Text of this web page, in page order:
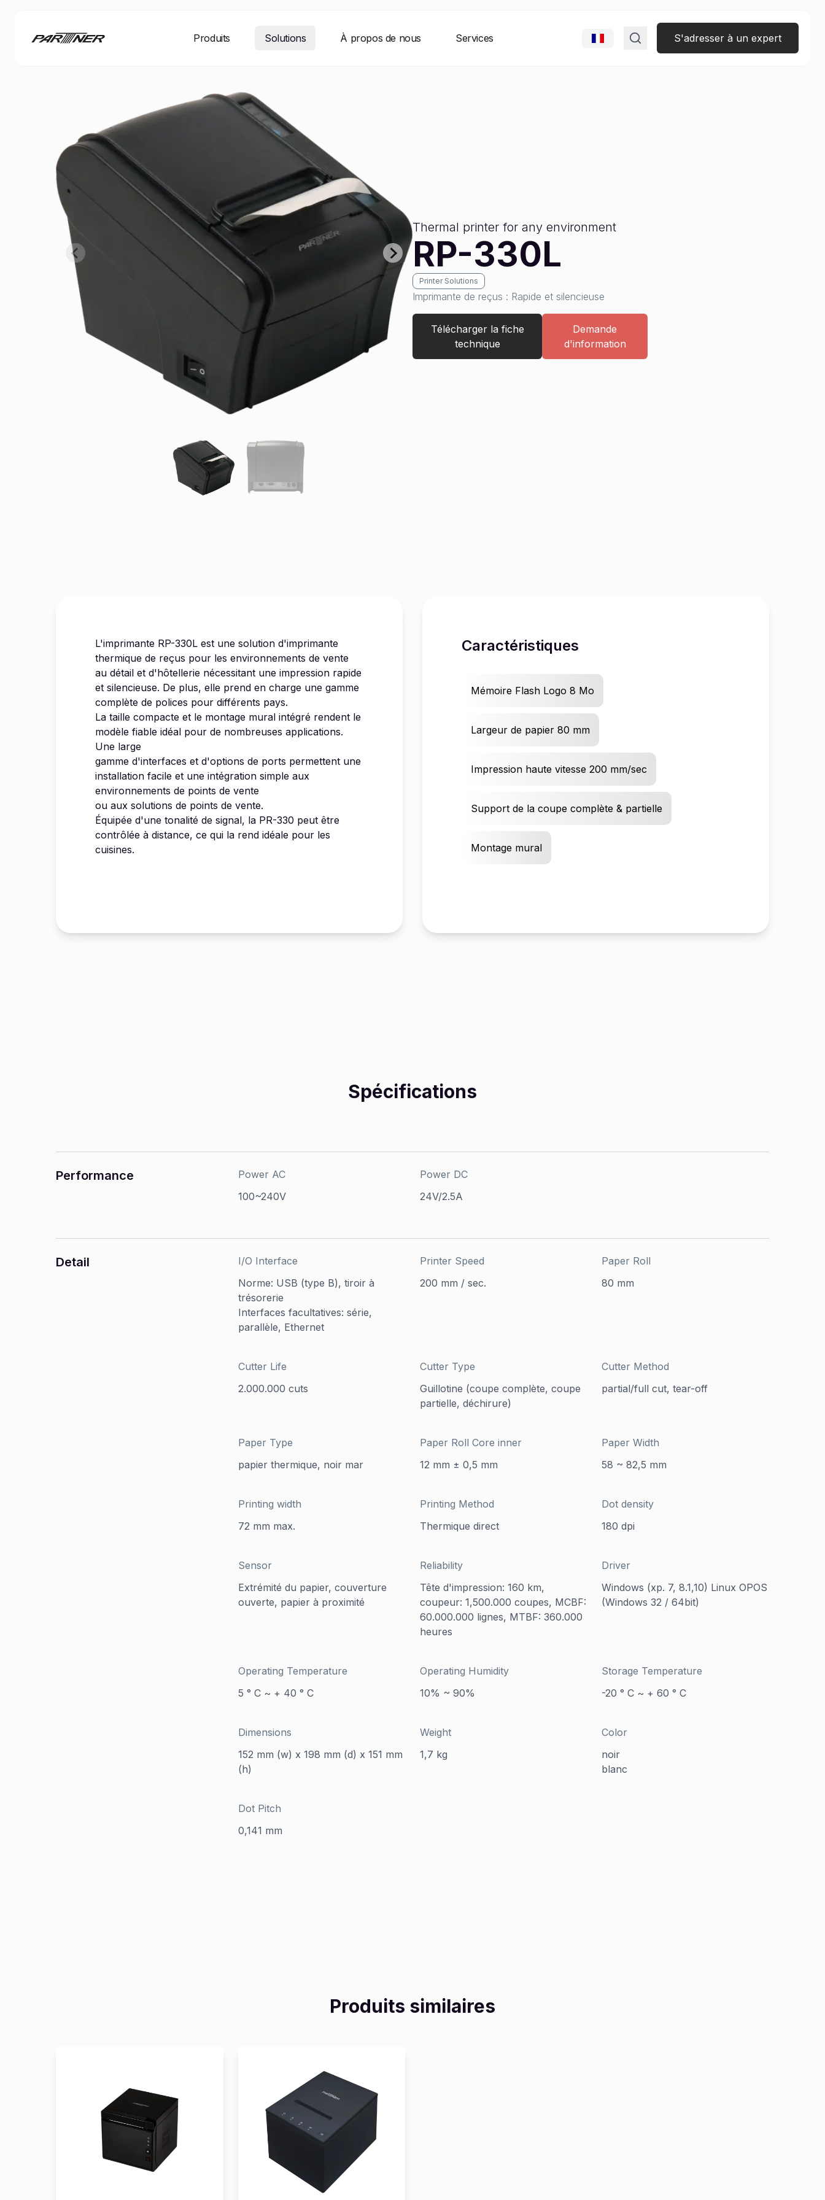
Produits Solutions À propos de nous Services S'adresser à un expert
Thermal printer for any environment
RP-330L
Printer Solutions
Imprimante de reçus : Rapide et silencieuse
Télécharger la fiche
technique
Demande
d'information
L'imprimante RP-330L est une solution d'imprimante
thermique de reçus pour les environnements de vente
au détail et d'hôtellerie nécessitant une impression rapide
et silencieuse. De plus, elle prend en charge une gamme
complète de polices pour différents pays.
La taille compacte et le montage mural intégré rendent le
modèle fiable idéal pour de nombreuses applications.
Une large
gamme d'interfaces et d'options de ports permettent une
installation facile et une intégration simple aux
environnements de points de vente
ou aux solutions de points de vente.
Équipée d'une tonalité de signal, la PR-330 peut être
contrôlée à distance, ce qui la rend idéale pour les
cuisines.
Caractéristiques
Mémoire Flash Logo 8 Mo
Largeur de papier 80 mm
Impression haute vitesse 200 mm/sec
Support de la coupe complète & partielle
Montage mural
Spécifications
Performance
Power AC
100~240V
Power DC
24V/2.5A
Detail
I/O Interface
Norme: USB (type B), tiroir à
trésorerie
Interfaces facultatives: série,
parallèle, Ethernet
Printer Speed
200 mm / sec.
Paper Roll
80 mm
Cutter Life
2.000.000 cuts
Cutter Type
Guillotine (coupe complète, coupe
partielle, déchirure)
Cutter Method
partial/full cut, tear-off
Paper Type
papier thermique, noir mar
Paper Roll Core inner
12 mm ± 0,5 mm
Paper Width
58 ~ 82,5 mm
Printing width
72 mm max.
Printing Method
Thermique direct
Dot density
180 dpi
Sensor
Extrémité du papier, couverture
ouverte, papier à proximité
Reliability
Tête d'impression: 160 km,
coupeur: 1,500.000 coupes, MCBF:
60.000.000 lignes, MTBF: 360.000
heures
Driver
Windows (xp. 7, 8.1,10) Linux OPOS
(Windows 32 / 64bit)
Operating Temperature
5 ° C ~ + 40 ° C
Operating Humidity
10% ~ 90%
Storage Temperature
-20 ° C ~ + 60 ° C
Dimensions
152 mm (w) x 198 mm (d) x 151 mm
(h)
Weight
1,7 kg
Color
noir
blanc
Dot Pitch
0,141 mm
Produits similaires